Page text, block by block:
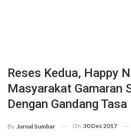
Reses Kedua, Happy
Masyarakat Gamaran
Dengan Gandang Tasa
By Jurnal Sumbar On 30 Des 2017